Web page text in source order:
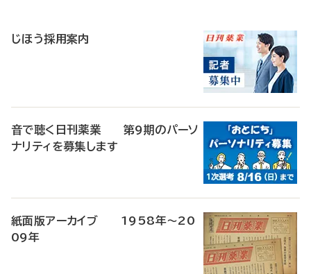
じほう採用案内
音で聴く日刊薬業 第9期のパーソ
ナリティを募集します
紙面版アーカイブ 1958年～20
09年